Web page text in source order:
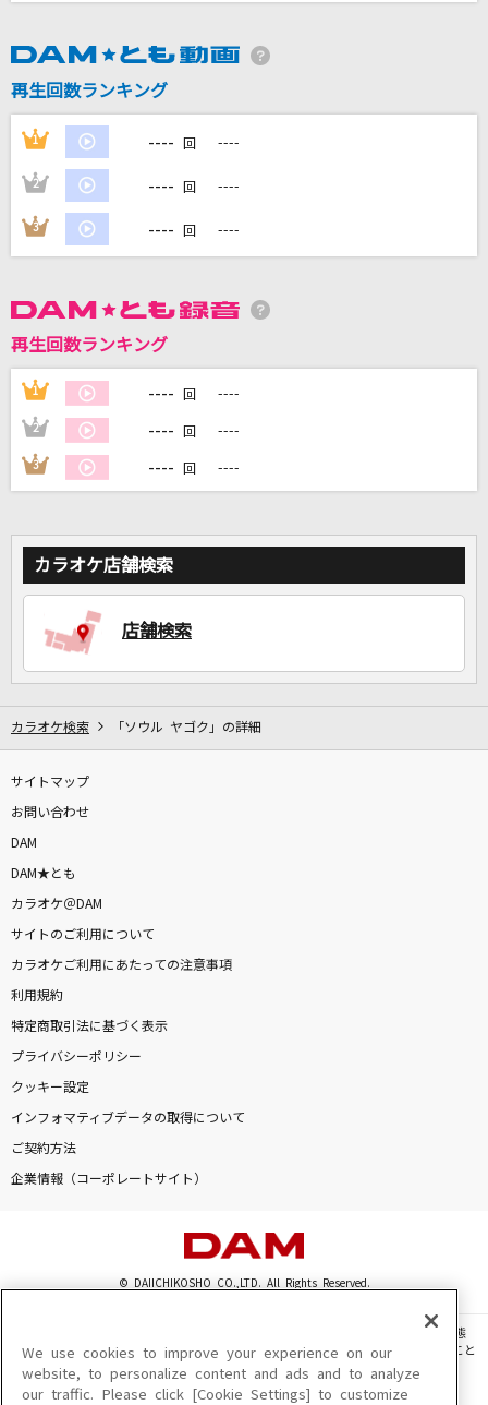
中島みゆき
夢をあきらめないで
岡村孝子
RE:I AM
Aimer(エメ)
DAMの新曲・ランキングなど
DAMに会員登録・ログインして
自宅でカラオケ歌い放題！
再生回数ランキング
1 ---- 回 ----
2 ---- 回 ----
3 ---- 回 ----
再生回数ランキング
1 ---- 回 ----
2 ---- 回 ----
3 ---- 回 ----
カラオケ店舗検索
店舗検索
カラオケ検索 「ソウル ヤゴク」の詳細
サイトマップ
お問い合わせ
DAM
DAM★とも
カラオケ＠DAM
サイトのご利用について
カラオケご利用にあたっての注意事項
利用規約
特定商取引法に基づく表示
プライバシーポリシー
クッキー設定
インフォマティブデータの取得について
ご契約方法
企業情報（コーポレートサイト）
© DAIICHIKOSHO CO.,LTD. All Rights Reserved.
このサイトに掲載されている一切の文章・画像・写真・動画・音声等を、手段や形態
を問わず、著作権法の定める範囲を超えて無断で複製、転載、ファイル化などすること
を禁じます。
楽曲及びコンテンツは、機種によりご利用いただけない場合があります。
We use cookies to improve your experience on our
website, to personalize content and ads and to analyze
our traffic. Please click [Cookie Settings] to customize